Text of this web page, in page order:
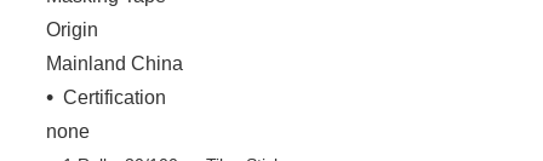
Origin
Mainland China
Certification
none